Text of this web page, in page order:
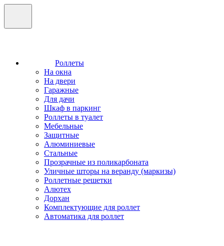
Роллеты
На окна
На двери
Гаражные
Для дачи
Шкаф в паркинг
Роллеты в туалет
Мебельные
Защитные
Алюминиевые
Стальные
Прозрачные из поликарбоната
Уличные шторы на веранду (маркизы)
Роллетные решетки
Алютех
Дорхан
Комплектующие для роллет
Автоматика для роллет